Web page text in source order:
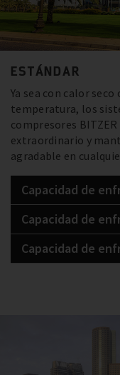
ESTÁNDAR
Ya sea con calor
temperatura, los
compresores
extraordinario y
agradable en
Capacidad de
Capacidad de
Capacidad de